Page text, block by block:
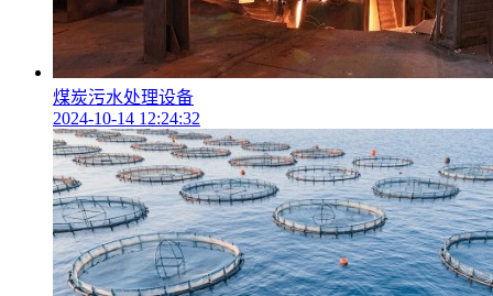
煤炭污水处理设备
2024-10-14 12:24:32